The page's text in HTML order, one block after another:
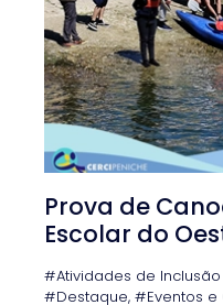
Prova de
Escolar do
#Atividades de
#Destaque, #Eventos